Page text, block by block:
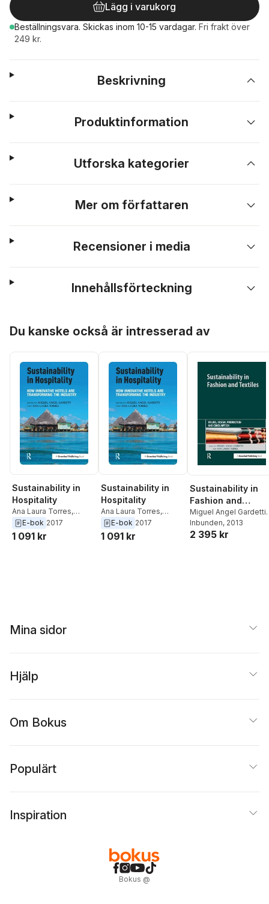
Lägg i varukorg
Beställningsvara. Skickas inom 10-15 vardagar. Fri frakt över
249 kr.
Beskrivning
Produktinformation
Utforska kategorier
Mer om författaren
Recensioner i media
Innehållsförteckning
Du kanske också är intresserad av
Sustainability in
Hospitality
Ana Laura Torres,
Miguel Angel Gardetti
E-bok 2017
1 091 kr
Sustainability in
Hospitality
Ana Laura Torres,
Miguel Angel Gardetti
E-bok 2017
1 091 kr
Sustainability in
Fashion and
Textiles
Miguel Angel Gardetti,
Ana Laura Torres
Inbunden, 2013
2 395 kr
Mina sidor
Hjälp
Om Bokus
Populärt
Inspiration
Bokus @